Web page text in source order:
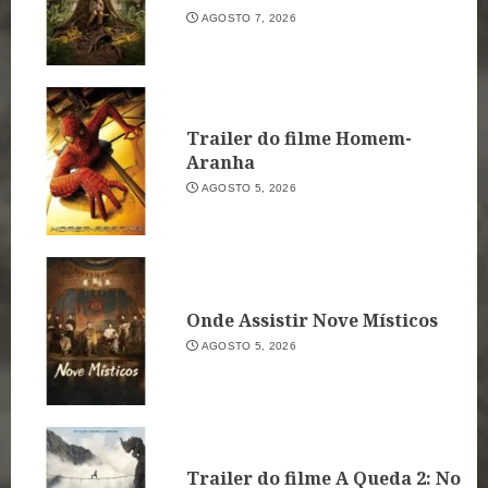
AGOSTO 7, 2026
Trailer do filme Homem-
Aranha
AGOSTO 5, 2026
Onde Assistir Nove Místicos
AGOSTO 5, 2026
Trailer do filme A Queda 2: No